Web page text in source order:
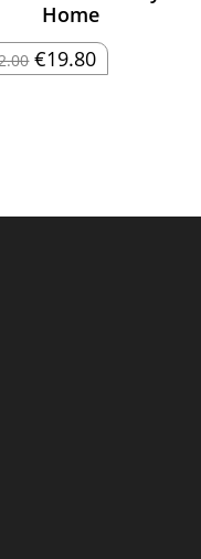
Home
Original
price
€19.80Η
τρέχουσα